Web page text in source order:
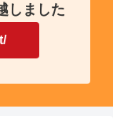
しました